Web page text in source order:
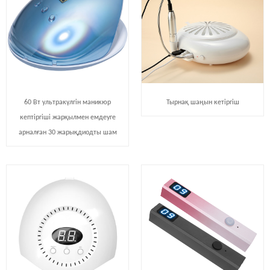
60 Вт ультракүлгін маникюр
кептіргіші жарқылмен емдеуге
арналған 30 жарықдиодты шам
Тырнақ шаңын кетіргіш